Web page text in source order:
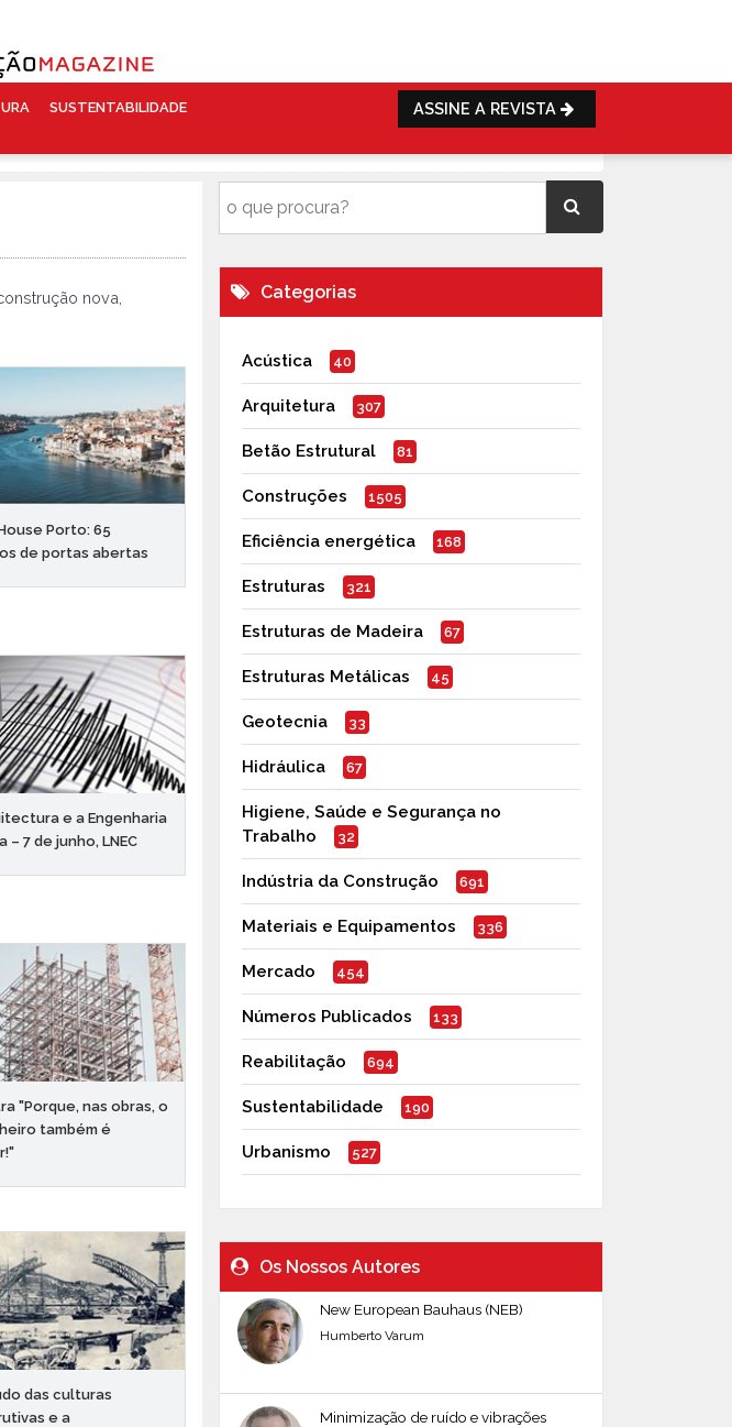
SUSTENTABILIDADE
ASSINE A REVISTA
nova,
Porto: 65
de portas abertas
e a Engenharia
– 7 de junho, LNEC
"Porque, nas obras, o
também é
das culturas
e a
Categorias
Acústica 40
Arquitetura 307
Betão Estrutural 81
Construções 1505
Eficiência energética 168
Estruturas 321
Estruturas de Madeira 67
Estruturas Metálicas 45
Geotecnia 33
Hidráulica 67
Higiene, Saúde e Segurança no
Trabalho
32
Indústria da Construção 691
Materiais e Equipamentos 336
Mercado 454
Números Publicados 133
Reabilitação 694
Sustentabilidade 190
Urbanismo 527
Os Nossos Autores
New European Bauhaus (NEB)
Humberto Varum
Minimização de ruído e vibrações